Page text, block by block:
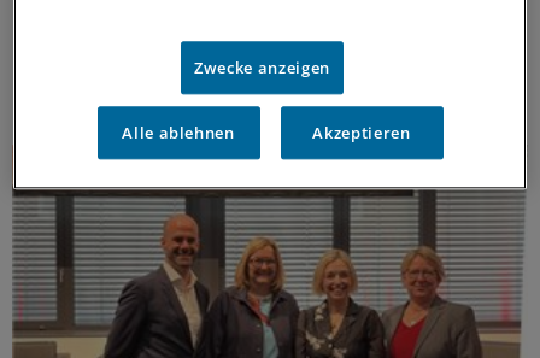
das J&J Open House – seit inzwischen 7 Jahren.
In Kooperation mit:Johnson & Johnson Innovative
Medicine (Janssen-Cilag GmbH)
Zwecke anzeigen
Alle ablehnen Akzeptieren